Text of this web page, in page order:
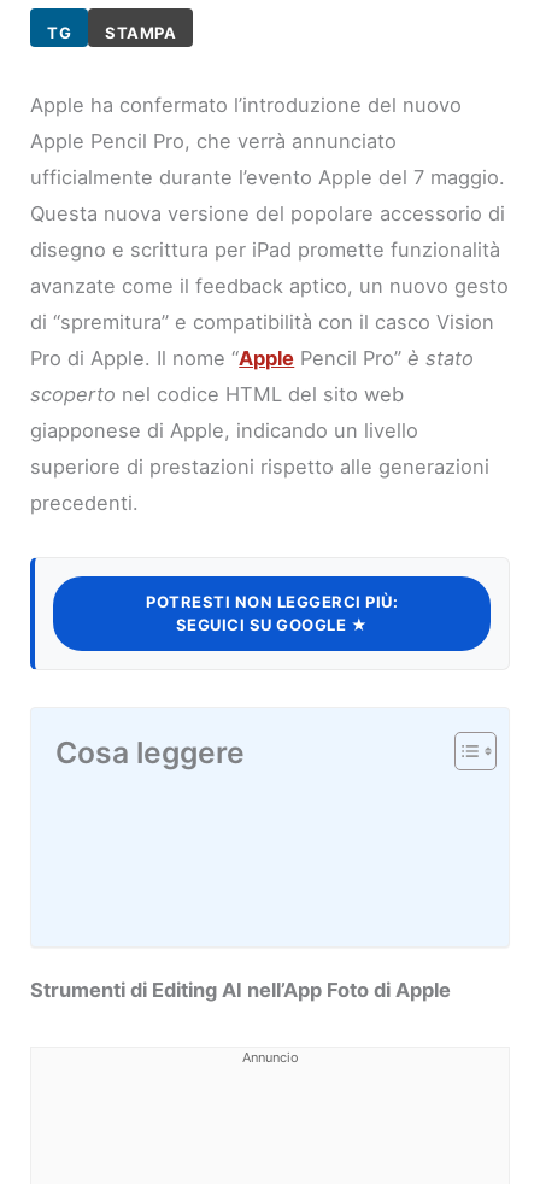
TG STAMPA
Apple ha confermato l’introduzione del nuovo
Apple Pencil Pro, che verrà annunciato
ufficialmente durante l’evento Apple del 7 maggio.
Questa nuova versione del popolare accessorio di
disegno e scrittura per iPad promette funzionalità
avanzate come il feedback aptico, un nuovo gesto
di “spremitura” e compatibilità con il casco Vision
Pro di Apple. Il nome “Apple Pencil Pro” è stato
scoperto nel codice HTML del sito web
giapponese di Apple, indicando un livello
superiore di prestazioni rispetto alle generazioni
precedenti.
POTRESTI NON LEGGERCI PIÙ:
SEGUICI SU GOOGLE ★
Cosa leggere
Strumenti di Editing AI nell’App Foto di Apple
Annuncio